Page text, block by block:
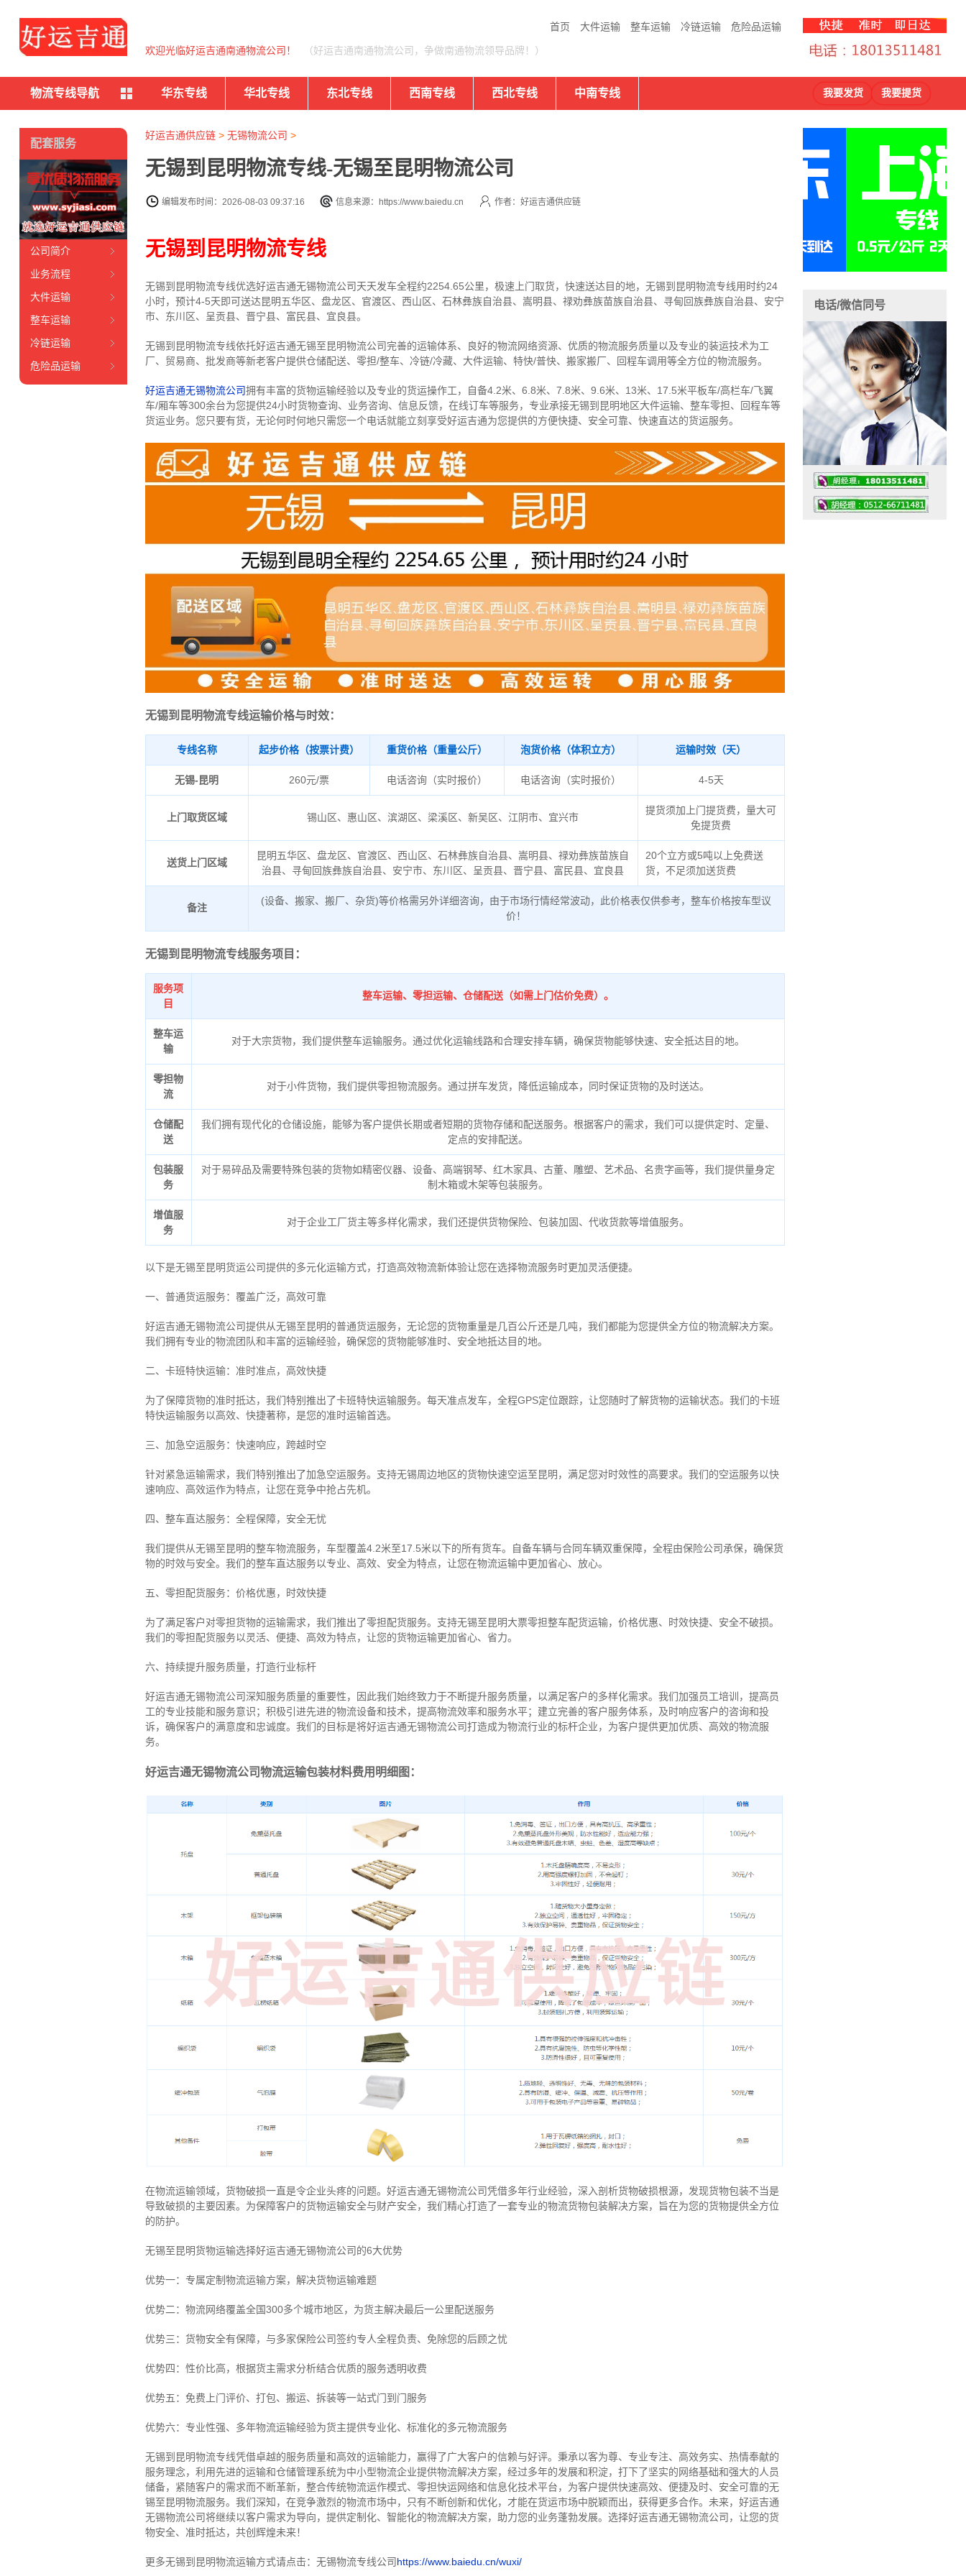
首页 大件运输 整车运输 冷链运输 危险品运输
欢迎光临好运吉通南通物流公司！ （好运吉通南通物流公司，争做南通物流领导品牌！）
物流专线导航 华东专线 华北专线 东北专线 西南专线 西北专线 中南专线 我要发货 我要提货
好运吉通供应链> 无锡物流公司 >
无锡到昆明物流专线-无锡至昆明物流公司
编辑发布时间：2026-08-03 09:37:16 信息来源：https://www.baiedu.cn 作者：好运吉通供应链
无锡到昆明物流专线
无锡到昆明物流专线优选好运吉通无锡物流公司天天发车全程约2254.65公里， 极速上门取货，快速送达目的地，无锡到昆明物流专线用时约24
小时，预计4-5天即可送达昆明五华区、盘龙区、官渡区、西山区、石林彝族自治县、嵩明县、禄劝彝族苗族自治县、寻甸回族彝族自治县、安宁
市、东川区、呈贡县、晋宁县、富民县、宜良县。
无锡到昆明物流专线依托好运吉通无锡至昆明物流公司完善的运输体系、良好的物流网络资源、优质的物流服务质量以及专业的装运技术为工
厂、贸易商、批发商等新老客户提供仓储配送、零担/整车、冷链/冷藏、大件运输、特快/普快、搬家搬厂、回程车调用等全方位的物流服务。
好运吉通无锡物流公司拥有丰富的货物运输经验以及专业的货运操作工，自备4.2米、6.8米、7.8米、9.6米、13米、17.5米平板车/高栏车/飞翼
车/厢车等300余台为您提供24小时货物查询、业务咨询、信息反馈，在线订车等服务， 专业承接无锡到昆明地区大件运输、整车零担、回程车等
货运业务。 您只要有货，无论何时何地只需您一个电话就能立刻享受好运吉通为您提供的方便快捷、安全可靠、快速直达的货运服务。
无锡到昆明物流专线运输价格与时效：
专线名称 起步价格（按票计费） 重货价格（重量公斤） 泡货价格（体积立方） 运输时效（天）
无锡-昆明 260元/票 电话咨询（实时报价） 电话咨询（实时报价） 4-5天
上门取货区域 锡山区、惠山区、滨湖区、梁溪区、新吴区、江阴市、宜兴市
提货须加上门提货费，量大可
免提货费
送货上门区域
昆明五华区、盘龙区、官渡区、西山区、石林彝族自治县、嵩明县、禄劝彝族苗族自
治县、寻甸回族彝族自治县、安宁市、东川区、呈贡县、晋宁县、富民县、宜良县
20个立方或5吨以上免费送
货，不足须加送货费
备注
(设备、搬家、搬厂、杂货)等价格需另外详细咨询，由于市场行情经常波动，此价格表仅供参考，整车价格按车型议
价！
无锡到昆明物流专线服务项目：
服务项
目
整车运输、零担运输、仓储配送（如需上门估价免费）。
整车运
输
对于大宗货物，我们提供整车运输服务。通过优化运输线路和合理安排车辆，确保货物能够快速、安全抵达目的地。
零担物
流
对于小件货物，我们提供零担物流服务。通过拼车发货，降低运输成本，同时保证货物的及时送达。
仓储配
送
我们拥有现代化的仓储设施，能够为客户提供长期或者短期的货物存储和配送服务。根据客户的需求，我们可以提供定时、定量、
定点的安排配送。
包装服
务
对于易碎品及需要特殊包装的货物如精密仪器、设备、高端钢琴、红木家具、古董、雕塑、艺术品、名贵字画等，我们提供量身定
制木箱或木架等包装服务。
增值服
务
对于企业工厂货主等多样化需求，我们还提供货物保险、包装加固、代收货款等增值服务。
以下是无锡至昆明货运公司提供的多元化运输方式，打造高效物流新体验让您在选择物流服务时更加灵活便捷。
一、普通货运服务：覆盖广泛，高效可靠
好运吉通无锡物流公司提供从无锡至昆明的普通货运服务，无论您的货物重量是几百公斤还是几吨，我们都能为您提供全方位的物流解决方案。
我们拥有专业的物流团队和丰富的运输经验，确保您的货物能够准时、安全地抵达目的地。
二、卡班特快运输：准时准点，高效快捷
为了保障货物的准时抵达，我们特别推出了卡班特快运输服务。每天准点发车，全程GPS定位跟踪，让您随时了解货物的运输状态。我们的卡班
特快运输服务以高效、快捷著称，是您的准时运输首选。
三、加急空运服务：快速响应，跨越时空
针对紧急运输需求，我们特别推出了加急空运服务。支持无锡周边地区的货物快速空运至昆明，满足您对时效性的高要求。我们的空运服务以快
速响应、高效运作为特点，让您在竞争中抢占先机。
四、整车直达服务：全程保障，安全无忧
我们提供从无锡至昆明的整车物流服务，车型覆盖4.2米至17.5米以下的所有货车。自备车辆与合同车辆双重保障，全程由保险公司承保，确保货
物的时效与安全。我们的整车直达服务以专业、高效、安全为特点，让您在物流运输中更加省心、放心。
五、零担配货服务：价格优惠，时效快捷
为了满足客户对零担货物的运输需求，我们推出了零担配货服务。支持无锡至昆明大票零担整车配货运输，价格优惠、时效快捷、安全不破损。
我们的零担配货服务以灵活、便捷、高效为特点，让您的货物运输更加省心、省力。
六、持续提升服务质量，打造行业标杆
好运吉通无锡物流公司深知服务质量的重要性，因此我们始终致力于不断提升服务质量，以满足客户的多样化需求。我们加强员工培训，提高员
工的专业技能和服务意识；积极引进先进的物流设备和技术，提高物流效率和服务水平；建立完善的客户服务体系，及时响应客户的咨询和投
诉，确保客户的满意度和忠诚度。我们的目标是将好运吉通无锡物流公司打造成为物流行业的标杆企业，为客户提供更加优质、高效的物流服
务。
好运吉通无锡物流公司物流运输包装材料费用明细图：
在物流运输领域，货物破损一直是令企业头疼的问题。好运吉通无锡物流公司凭借多年行业经验，深入剖析货物破损根源，发现货物包装不当是
导致破损的主要因素。为保障客户的货物运输安全与财产安全，我们精心打造了一套专业的物流货物包装解决方案，旨在为您的货物提供全方位
的防护。
无锡至昆明货物运输选择好运吉通无锡物流公司的6大优势
优势一：专属定制物流运输方案，解决货物运输难题
优势二：物流网络覆盖全国300多个城市地区，为货主解决最后一公里配送服务
优势三：货物安全有保障，与多家保险公司签约专人全程负责、免除您的后顾之忧
优势四：性价比高，根据货主需求分析结合优质的服务透明收费
优势五：免费上门评价、打包、搬运、拆装等一站式门到门服务
优势六：专业性强、多年物流运输经验为货主提供专业化、标准化的多元物流服务
无锡到昆明物流专线凭借卓越的服务质量和高效的运输能力，赢得了广大客户的信赖与好评。 秉承以客为尊、专业专注、高效务实、热情奉献的
服务理念，利用先进的运输和仓储管理系统为中小型物流企业提供物流解决方案，经过多年的发展和积淀，打下了坚实的网络基础和强大的人员
储备，紧随客户的需求而不断革新，整合传统物流运作模式、零担快运网络和信息化技术平台，为客户提供快速高效、便捷及时、安全可靠的无
锡至昆明物流服务。 我们深知，在竞争激烈的物流市场中，只有不断创新和优化，才能在货运市场中脱颖而出，获得更多合作。 未来，好运吉通
无锡物流公司将继续以客户需求为导向，提供定制化、智能化的物流解决方案，助力您的业务蓬勃发展。选择好运吉通无锡物流公司，让您的货
物安全、准时抵达，共创辉煌未来！
更多无锡到昆明物流运输方式请点击：无锡物流专线公司https://www.baiedu.cn/wuxi/
配套服务
公司简介
业务流程
大件运输
整车运输
冷链运输
危险品运输
电话/微信同号